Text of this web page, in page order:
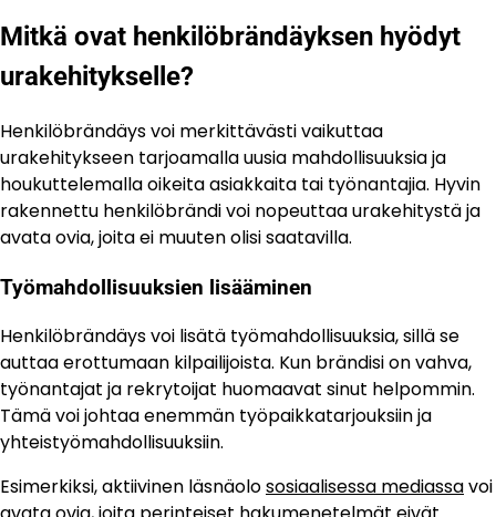
Mitkä ovat henkilöbrändäyksen hyödyt
urakehitykselle?
Henkilöbrändäys voi merkittävästi vaikuttaa
urakehitykseen tarjoamalla uusia mahdollisuuksia ja
houkuttelemalla oikeita asiakkaita tai työnantajia. Hyvin
rakennettu henkilöbrändi voi nopeuttaa urakehitystä ja
avata ovia, joita ei muuten olisi saatavilla.
Työmahdollisuuksien lisääminen
Henkilöbrändäys voi lisätä työmahdollisuuksia, sillä se
auttaa erottumaan kilpailijoista. Kun brändisi on vahva,
työnantajat ja rekrytoijat huomaavat sinut helpommin.
Tämä voi johtaa enemmän työpaikkatarjouksiin ja
yhteistyömahdollisuuksiin.
Esimerkiksi, aktiivinen läsnäolososiaalisessa mediassavoi